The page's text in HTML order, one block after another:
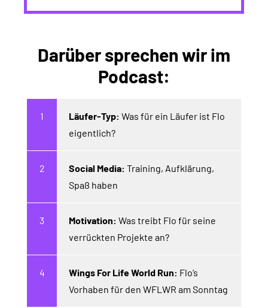
Darüber sprechen wir im
Podcast:
Läufer-Typ: Was für ein Läufer ist Flo
eigentlich?
Social Media: Training, Aufklärung,
Spaß haben
Motivation: Was treibt Flo für seine
verrückten Projekte an?
Wings For Life World Run: Flo’s
Vorhaben für den WFLWR am Sonntag